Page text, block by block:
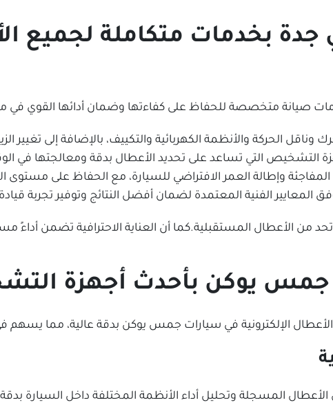
بخدمات متكاملة لجميع
صيانة متخصصة للحفاظ على كفاءتها وضمان أدائها القوي في
والأنظمة الكهربائية والتكييف، بالإضافة إلى تغيير
التشخيص التي تساعد على تحديد الأعطال بدقة ومعالجتها
وإطالة العمر الافتراضي للسيارة، مع الحفاظ على مستوى
الفنية المعتمدة لضمان أفضل النتائج وتوفير تجربة قيادة
من الأعطال المستقبلية.كما أن العناية الاحترافية تضمن أداءً
يوكن بأحدث أجهزة
الإلكترونية في سيارات جمس يوكن بدقة عالية، مما يسهم
المسجلة وتحليل أداء الأنظمة المختلفة داخل السيارة